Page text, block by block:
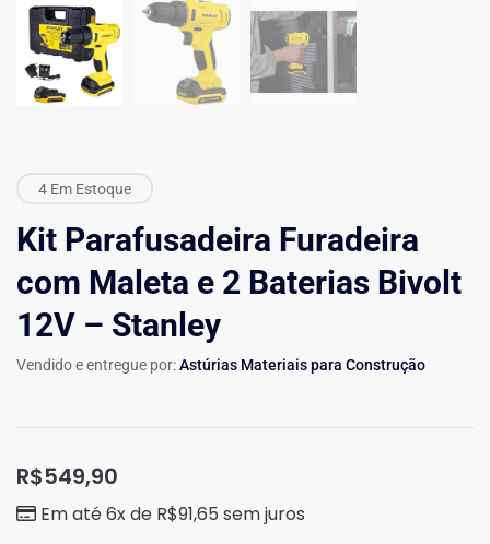
4 Em Estoque
Kit Parafusadeira Furadeira
com Maleta e 2 Baterias Bivolt
12V – Stanley
Vendido e entregue por:Astúrias Materiais para Construção
R$549,90
Em até 6x de R$91,65 sem juros